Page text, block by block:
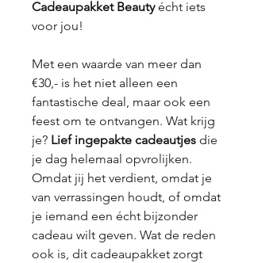
Cadeaupakket Beautyécht iets
voor jou!
Met een waarde van meer dan
€30,- is het niet alleen een
fantastische deal, maar ook een
feest om te ontvangen. Wat krijg
je? Lief ingepakte cadeautjes die
je dag helemaal opvrolijken.
Omdat jij het verdient, omdat je
van verrassingen houdt, of omdat
je iemand een écht bijzonder
cadeau wilt geven. Wat de reden
ook is, dit cadeaupakket zorgt